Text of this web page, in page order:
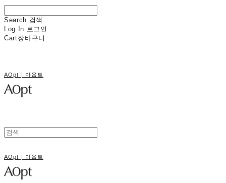
Search 검색
Log In 로그인
Cart장바구니
AOpt | 아옵트
AOpt | 아옵트